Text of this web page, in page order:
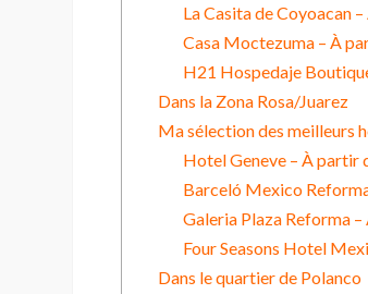
La Casita de Coyoacan
Casa Moctezuma – À
H21 Hospedaje
Dans la Zona Rosa/Juarez
Ma sélection des meilleurs
Hotel Geneve – À partir
Barceló Mexico
Galeria Plaza Reforma
Four Seasons Hotel
Dans le quartier de Polanco